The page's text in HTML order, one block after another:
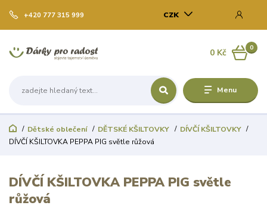
Menu
CZK
+420 777 315 999
0
0 Kč
Dětské oblečení DĚTSKÉ KŠILTOVKY
DÍVČÍ KŠILTOVKY
DÍVČÍ KŠILTOVKA PEPPA PIG světle růžová
DÍVČÍ KŠILTOVKA PEPPA PIG světle
růžová